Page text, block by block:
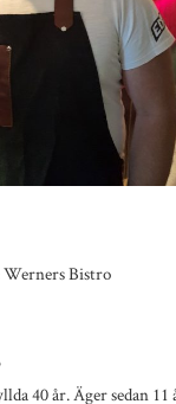
Werners Bistro
40 år. Äger sedan 11